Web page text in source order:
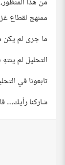
ممنهج لقطاع
ما جرى لم يكن
التحليل لم
تابعونا في
شاركنا رأيك…